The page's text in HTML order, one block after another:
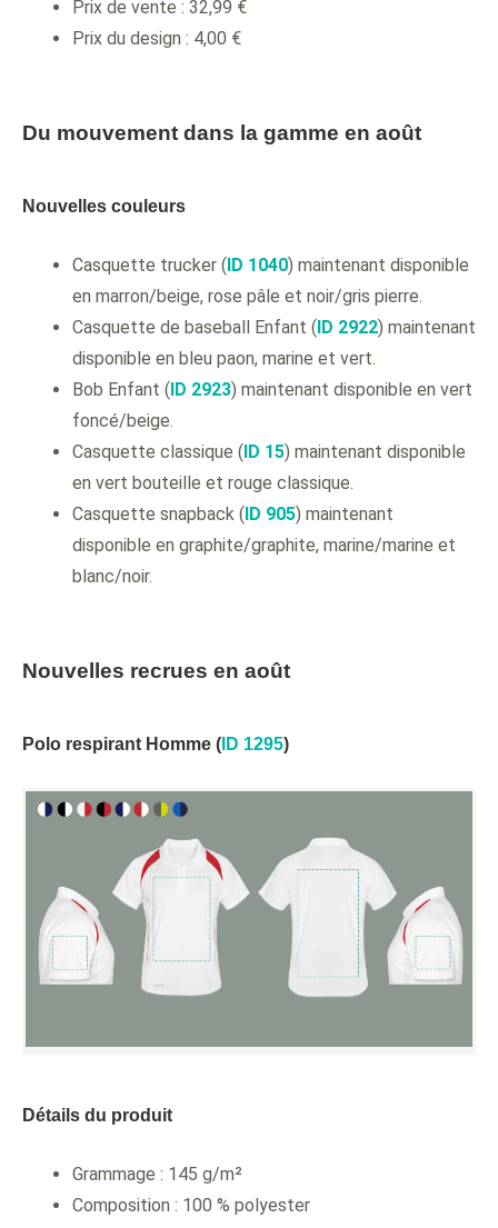
Prix de vente : 32,99 €
Prix du design : 4,00 €
Du mouvement dans la gamme en août
Nouvelles couleurs
Casquette trucker ( ID 1040) maintenant disponible
en marron/beige, rose pâle et noir/gris pierre.
Casquette de baseball Enfant ( ID 2922) maintenant
disponible en bleu paon, marine et vert.
Bob Enfant ( ID 2923) maintenant disponible en vert
foncé/beige.
Casquette classique ( ID 15) maintenant disponible
en vert bouteille et rouge classique.
Casquette snapback ( ID 905) maintenant
disponible en graphite/graphite, marine/marine et
blanc/noir.
Nouvelles recrues en août
Polo respirant Homme ( ID 1295)
Détails du produit
Grammage : 145 g/m²
Composition : 100 % polyester